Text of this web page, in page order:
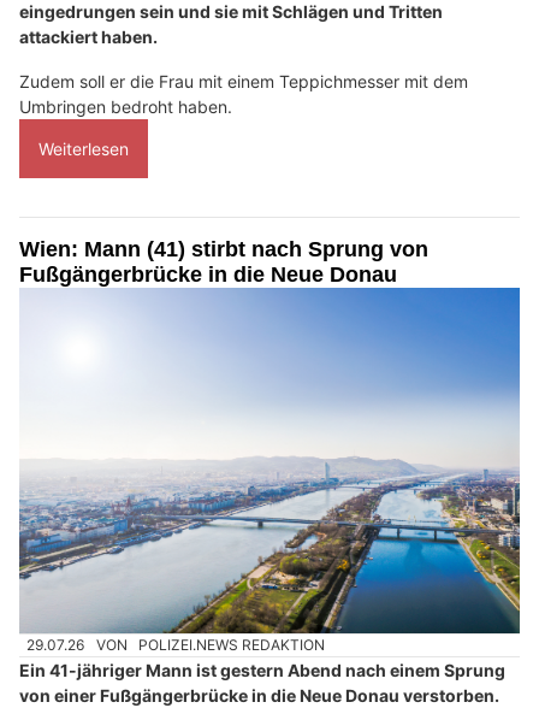
eingedrungen sein und sie mit Schlägen und Tritten
attackiert haben.
Zudem soll er die Frau mit einem Teppichmesser mit dem
Umbringen bedroht haben.
Weiterlesen
Wien: Mann (41) stirbt nach Sprung von
Fußgängerbrücke in die Neue Donau
29.07.26 VON POLIZEI.NEWS REDAKTION
Ein 41-jähriger Mann ist gestern Abend nach einem Sprung
von einer Fußgängerbrücke in die Neue Donau verstorben.